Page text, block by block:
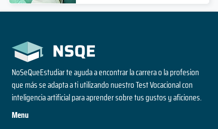
4 años
Nivel
Presencial
Modalidad
Licenciado en Ciencias Ambientales
4 años
NoSeQueEstudiar te ayuda a encontrar la carrera o la profesion
que más se adapta a ti utilizando nuestro Test Vocacional con
inteligencia artificial para aprender sobre tus gustos y aficiones.
Menu